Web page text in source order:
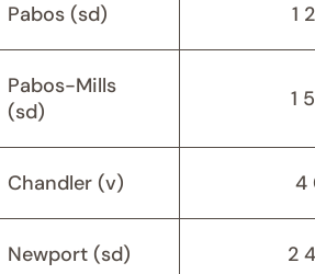
Pabos (sd) 1
Pabos-Mills
(sd)
1
Chandler (v) 4
Newport (sd) 2